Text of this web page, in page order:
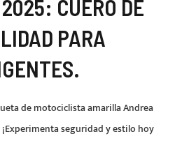
CUERO DE
PARA
de motociclista amarilla Andrea
seguridad y estilo hoy